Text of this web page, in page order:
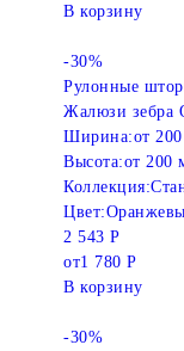
В корзину
-30%
Рулонные
Жалюзи зебра
Ширина:от
Высота:от 200
Коллекция:
Цвет:
2 543 Р
от1 780 Р
В корзину
-30%